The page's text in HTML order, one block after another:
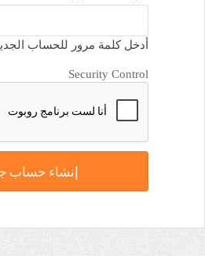
أدخل كلمة مرور للحساب
Security Control